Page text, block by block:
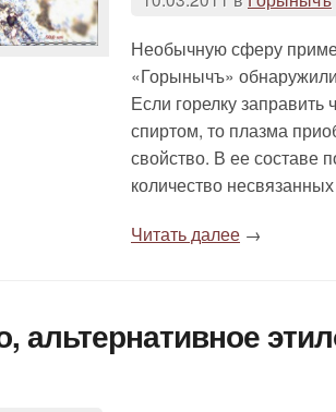
Необычную сферу
«Горынычъ»
Если горелку
спиртом, то плазма
свойство. В ее составе
количество
Читать далее →
альтернативное